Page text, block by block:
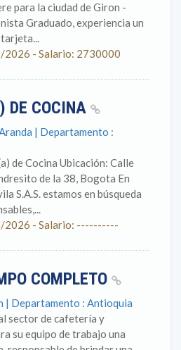
para la ciudad de Giron -
Graduado, experiencia un
2026 - Salario: 2730000
DE COCINA
| Departamento :
de Cocina Ubicación: Calle
de la 38, Bogota En
S.A.S. estamos en búsqueda
2026 - Salario: ----------
COMPLETO
| Departamento : Antioquia
sector de cafetería y
su equipo de trabajo una